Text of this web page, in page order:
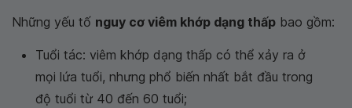
Những yếu tố nguy cơ viêm khớp dạng thấp bao gồm:
Tuổi tác: viêm khớp dạng thấp có thể xảy ra ở
mọi lứa tuổi, nhưng phổ biến nhất bắt đầu trong
độ tuổi từ 40 đến 60 tuổi;